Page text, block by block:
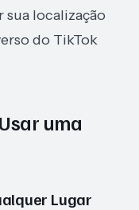
sua localização
do TikTok
uma
Lugar